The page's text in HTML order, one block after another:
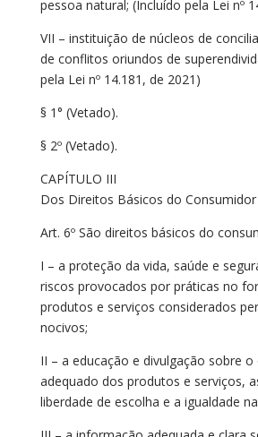
pessoa natural; (Incluído pela Lei nº
VII – instituição de núcleos de
de conflitos oriundos de
pela Lei nº 14.181, de 2021)
§ 1° (Vetado).
§ 2º (Vetado).
CAPÍTULO III
Dos Direitos Básicos do Consumidor
Art. 6º São direitos básicos do
I – a proteção da vida, saúde e
riscos provocados por práticas no
produtos e serviços considerados
nocivos;
II – a educação e divulgação sobre
adequado dos produtos e serviços,
liberdade de escolha e a igualdade